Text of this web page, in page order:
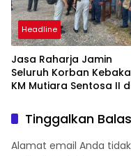
Headline
Jasa Raharja Jamin
Seluruh Korban
KM Mutiara Sentosa II
Tinggalkan
Alamat email Anda